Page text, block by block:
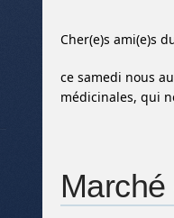
Cher(e)s ami(e)s
ce samedi nous
médicinales, qui